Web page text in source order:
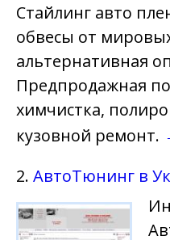
Стайлинг авто
обвесы от
альтернативная
Предпродажная
химчистка,
кузовной ремонт.
2. АвтоТюнинг в